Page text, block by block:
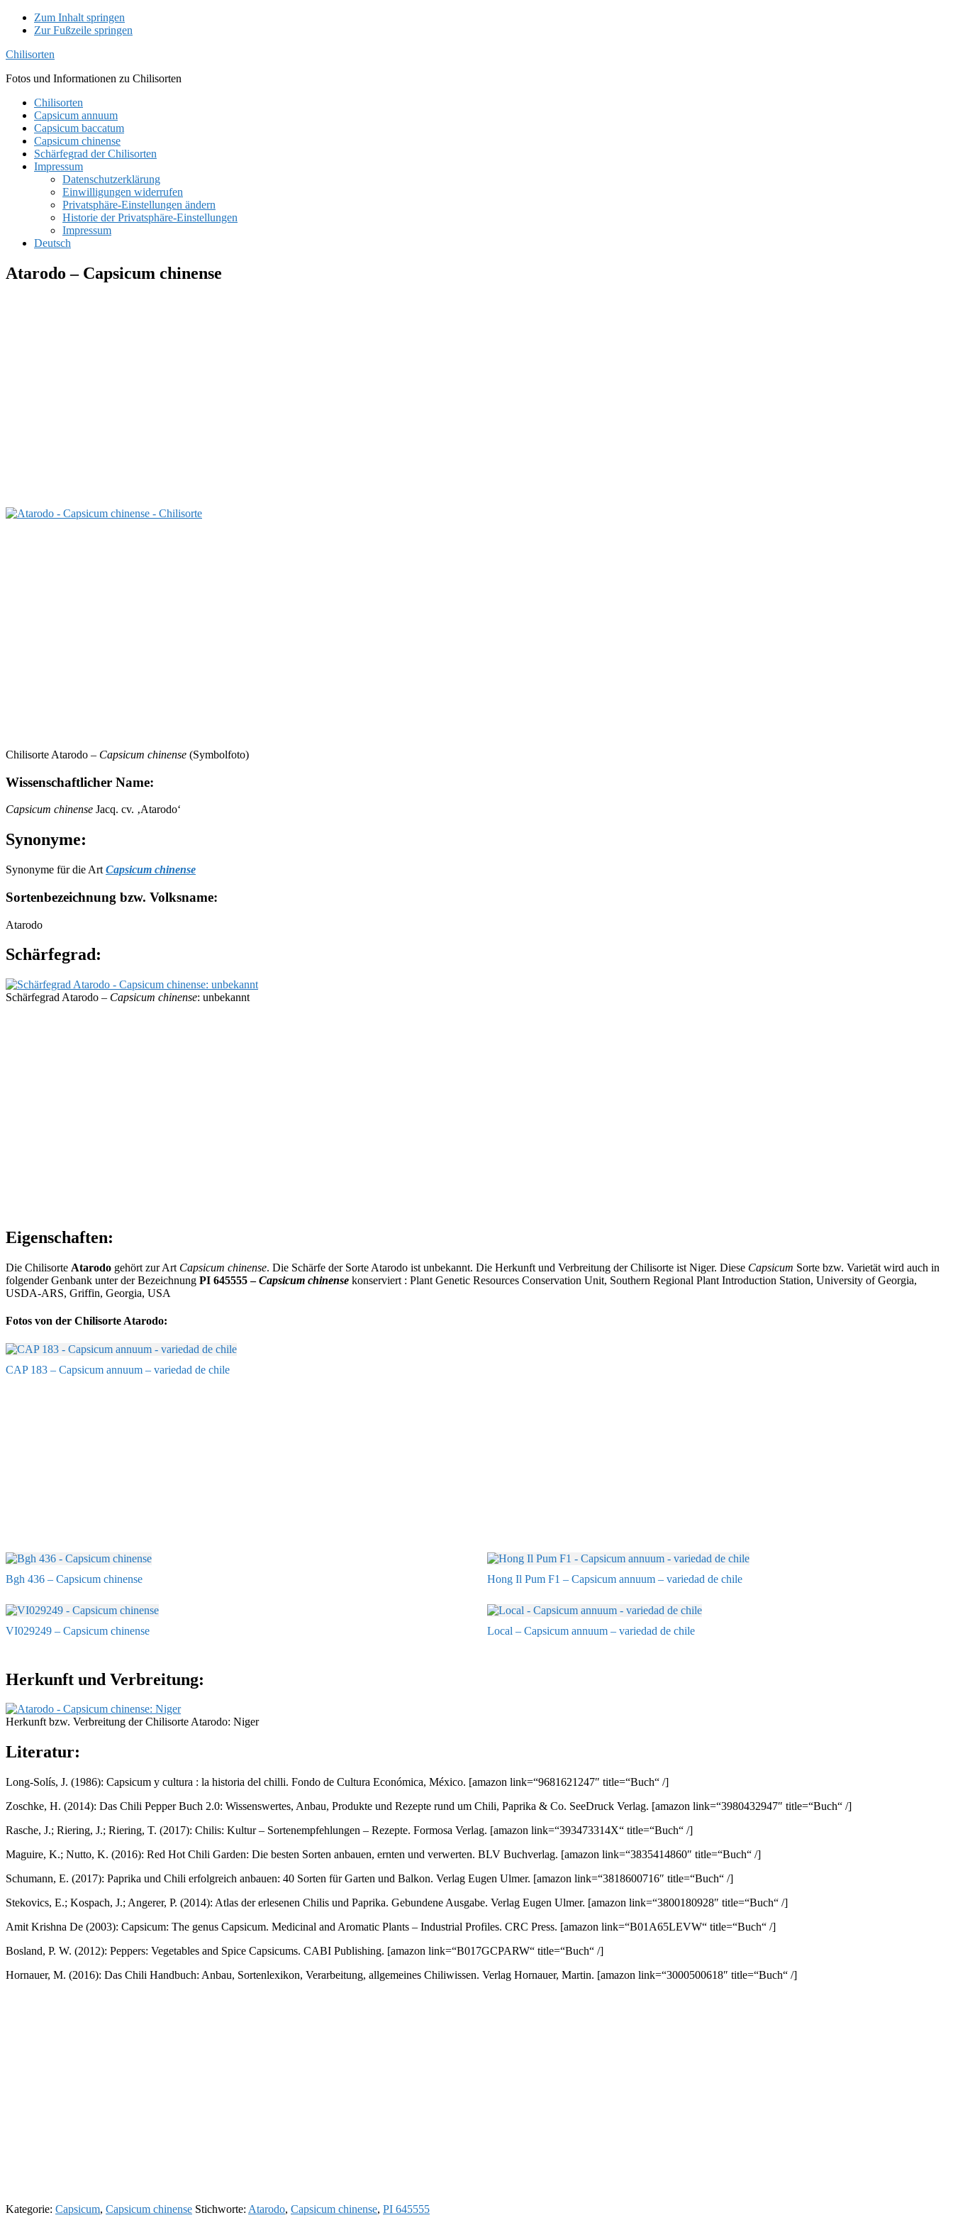
Zum Inhalt springen
Zur Fußzeile springen
Chilisorten
Fotos und Informationen zu Chilisorten
Chilisorten
Capsicum annuum
Capsicum baccatum
Capsicum chinense
Schärfegrad der Chilisorten
Impressum
Datenschutzerklärung
Einwilligungen widerrufen
Privatsphäre-Einstellungen ändern
Historie der Privatsphäre-Einstellungen
Impressum
Deutsch
Atarodo – Capsicum chinense
Chilisorte Atarodo – Capsicum chinense (Symbolfoto)
Wissenschaftlicher Name:
Capsicum chinense Jacq. cv. ‚Atarodo‘
Synonyme:
Synonyme für die Art Capsicum chinense
Sortenbezeichnung bzw. Volksname:
Atarodo
Schärfegrad:
Schärfegrad Atarodo – Capsicum chinense: unbekannt
Eigenschaften:
Die Chilisorte Atarodo gehört zur Art Capsicum chinense. Die Schärfe der Sorte Atarodo ist unbekannt. Die Herkunft und Verbreitung der Chilisorte ist Niger. Diese Capsicum Sorte bzw. Varietät wird auch in
folgender Genbank unter der Bezeichnung PI 645555 –Capsicum chinense konserviert : Plant Genetic Resources Conservation Unit, Southern Regional Plant Introduction Station, University of Georgia,
USDA-ARS, Griffin, Georgia, USA
Fotos von der Chilisorte Atarodo:
CAP 183 – Capsicum annuum – variedad de chile
Bgh 436 – Capsicum chinense Hong Il Pum F1 – Capsicum annuum – variedad de chile
VI029249 – Capsicum chinense Local – Capsicum annuum – variedad de chile
Herkunft und Verbreitung:
Herkunft bzw. Verbreitung der Chilisorte Atarodo: Niger
Literatur:
Long-Solís, J. (1986): Capsicum y cultura : la historia del chilli. Fondo de Cultura Económica, México. [amazon link=“9681621247″ title=“Buch“ /]
Zoschke, H. (2014): Das Chili Pepper Buch 2.0: Wissenswertes, Anbau, Produkte und Rezepte rund um Chili, Paprika & Co. SeeDruck Verlag. [amazon link=“3980432947″ title=“Buch“ /]
Rasche, J.; Riering, J.; Riering, T. (2017): Chilis: Kultur – Sortenempfehlungen – Rezepte. Formosa Verlag. [amazon link=“393473314X“ title=“Buch“ /]
Maguire, K.; Nutto, K. (2016): Red Hot Chili Garden: Die besten Sorten anbauen, ernten und verwerten. BLV Buchverlag. [amazon link=“3835414860″ title=“Buch“ /]
Schumann, E. (2017): Paprika und Chili erfolgreich anbauen: 40 Sorten für Garten und Balkon. Verlag Eugen Ulmer. [amazon link=“3818600716″ title=“Buch“ /]
Stekovics, E.; Kospach, J.; Angerer, P. (2014): Atlas der erlesenen Chilis und Paprika. Gebundene Ausgabe. Verlag Eugen Ulmer. [amazon link=“3800180928″ title=“Buch“ /]
Amit Krishna De (2003): Capsicum: The genus Capsicum. Medicinal and Aromatic Plants – Industrial Profiles. CRC Press. [amazon link=“B01A65LEVW“ title=“Buch“ /]
Bosland, P. W. (2012): Peppers: Vegetables and Spice Capsicums. CABI Publishing. [amazon link=“B017GCPARW“ title=“Buch“ /]
Hornauer, M. (2016): Das Chili Handbuch: Anbau, Sortenlexikon, Verarbeitung, allgemeines Chiliwissen. Verlag Hornauer, Martin. [amazon link=“3000500618″ title=“Buch“ /]
Kategorie: Capsicum, Capsicum chinense Stichworte: Atarodo, Capsicum chinense, PI 645555